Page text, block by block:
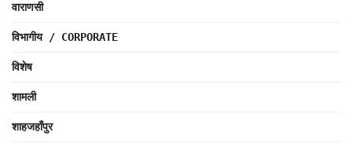
वाराणसी
विभागीय / CORPORATE
विशेष
शामली
शाहजहाँपुर